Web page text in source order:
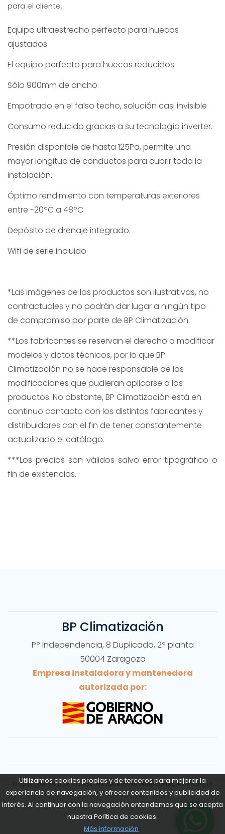
para el cliente.
Equipo ultraestrecho perfecto para huecos
ajustados
El equipo perfecto para huecos reducidos
Sólo 900mm de ancho
Empotrado en el falso techo, solución casi invisible
Consumo reducido gracias a su tecnología inverter.
Presión disponible de hasta 125Pa, permite una
mayor longitud de conductos para cubrir toda la
instalación.
Óptimo rendimiento con temperaturas exteriores
entre -20ºC a 48ºC
Depósito de drenaje integrado.
Wifi de serie incluido.
*Las imágenes de los productos son ilustrativas, no
contractuales y no podrán dar lugar a ningún tipo
de compromiso por parte de BP Climatización.
**Los fabricantes se reservan el derecho a modificar
modelos y datos técnicos, por lo que BP
Climatización no se hace responsable de las
modificaciones que pudieran aplicarse a los
productos. No obstante, BP Climatización está en
continuo contacto con los distintos fabricantes y
distribuidores con el fin de tener constantemente
actualizado el catálogo.
***Los precios son válidos salvo error tipográfico o
fin de existencias.
BP Climatización
Pº Independencia, 8 Duplicado, 2ª planta
50004 Zaragoza
Empresa instaladora y mantenedora
autorizada por:
Copyright © 2026 Todos los derechos reservadosAviso legal
Utilizamos cookies propias y de terceros para mejorar la
experiencia de navegación, y ofrecer contenidos y publicidad de
interés. Al continuar con la navegación entendemos que se acepta
nuestra Política de cookies.
Más información